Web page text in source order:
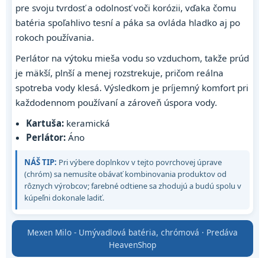
pre svoju tvrdosť a odolnosť voči korózii, vďaka čomu
batéria spoľahlivo tesní a páka sa ovláda hladko aj po
rokoch používania.
Perlátor na výtoku mieša vodu so vzduchom, takže prúd
je mäkší, plnší a menej rozstrekuje, pričom reálna
spotreba vody klesá. Výsledkom je príjemný komfort pri
každodennom používaní a zároveň úspora vody.
Kartuša: keramická
Perlátor: Áno
NÁŠ TIP: Pri výbere doplnkov v tejto povrchovej úprave
(chróm) sa nemusíte obávať kombinovania produktov od
rôznych výrobcov; farebné odtiene sa zhodujú a budú spolu v
kúpeľni dokonale ladiť.
Mexen Milo - Umývadlová batéria, chrómová · Predáva
HeavenShop